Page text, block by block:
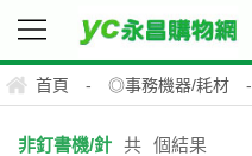
首頁 - ◎事務機器/耗材 -
非釘書機/針 共 個結果